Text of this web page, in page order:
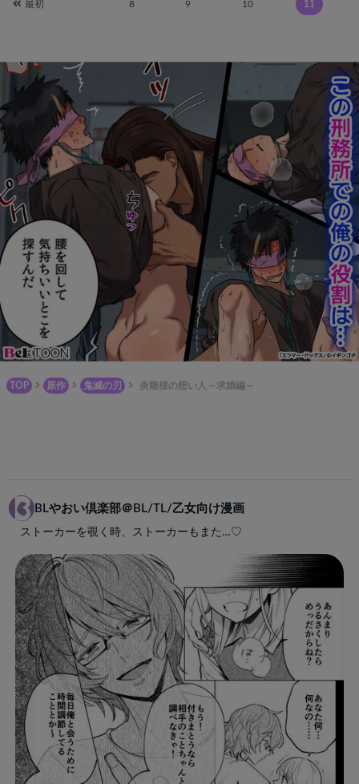
最初 8 9 10 11
TOP 原作 鬼滅の刃 炎龍様の想い人～求婚編～
BLやおい倶楽部＠BL/TL/乙女向け漫画
ストーカーを覗く時、ストーカーもまた…♡